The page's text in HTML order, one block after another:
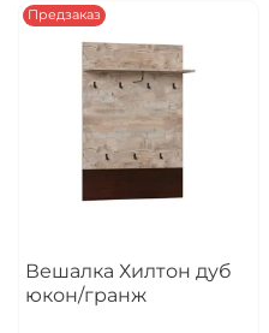
Предзаказ
Вешалка Хилтон дуб
юкон/гранж